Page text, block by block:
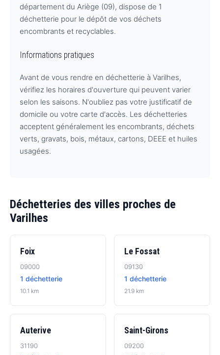
département du Ariège (09), dispose de 1
déchetterie pour le dépôt de vos déchets
encombrants et recyclables.
Informations pratiques
Avant de vous rendre en déchetterie à Varilhes,
vérifiez les horaires d'ouverture qui peuvent varier
selon les saisons. N'oubliez pas votre justificatif de
domicile ou votre carte d'accès. Les déchetteries
acceptent généralement les encombrants, déchets
verts, gravats, bois, métaux, cartons, DEEE et huiles
usagées.
Déchetteries des villes proches de
Varilhes
Foix
09000
1 déchetterie
10.1 km
Le Fossat
09130
1 déchetterie
21.9 km
Auterive
31190
Saint-Girons
09200